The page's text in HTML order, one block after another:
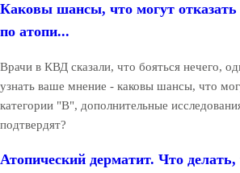
Каковы шансы, что могут отказать
по атопи...
Врачи в КВД сказали, что бояться нечего,
узнать ваше мнение - каковы шансы, что
категории "В", дополнительные
подтвердят?
Атопический дерматит. Что